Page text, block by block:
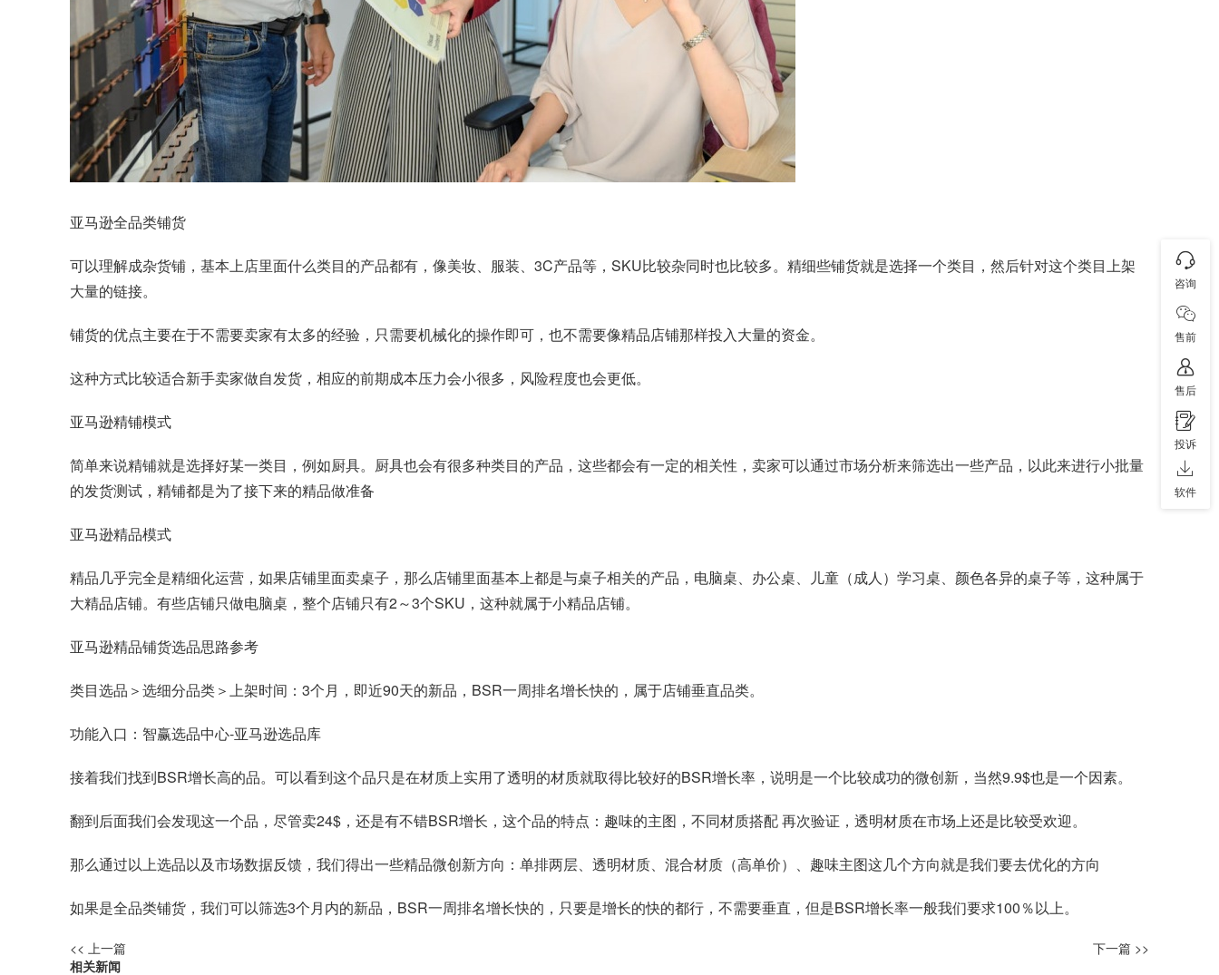
亚马逊全品类铺货
可以理解成杂货铺，基本上店里面什么类目的产品都有，像美妆、服装、3C产品等，SKU比较杂同时也比较多。精细些铺货就是选择一个类目，然后针对这个类目上架
大量的链接。
铺货的优点主要在于不需要卖家有太多的经验，只需要机械化的操作即可，也不需要像精品店铺那样投入大量的资金。
这种方式比较适合新手卖家做自发货，相应的前期成本压力会小很多，风险程度也会更低。
亚马逊精铺模式
简单来说精铺就是选择好某一类目，例如厨具。厨具也会有很多种类目的产品，这些都会有一定的相关性，卖家可以通过市场分析来筛选出一些产品，以此来进行小批量
的发货测试，精铺都是为了接下来的精品做准备
亚马逊精品模式
精品几乎完全是精细化运营，如果店铺里面卖桌子，那么店铺里面基本上都是与桌子相关的产品，电脑桌、办公桌、儿童（成人）学习桌、颜色各异的桌子等，这种属于
大精品店铺。有些店铺只做电脑桌，整个店铺只有2～3个SKU，这种就属于小精品店铺。
亚马逊精品铺货选品思路参考
类目选品＞选细分品类＞上架时间：3个月，即近90天的新品，BSR一周排名增长快的，属于店铺垂直品类。
功能入口：智赢选品中心-亚马逊选品库
接着我们找到BSR增长高的品。可以看到这个品只是在材质上实用了透明的材质就取得比较好的BSR增长率，说明是一个比较成功的微创新，当然9.9$也是一个因素。
翻到后面我们会发现这一个品，尽管卖24$，还是有不错BSR增长，这个品的特点：趣味的主图，不同材质搭配 再次验证，透明材质在市场上还是比较受欢迎。
那么通过以上选品以及市场数据反馈，我们得出一些精品微创新方向：单排两层、透明材质、混合材质（高单价）、趣味主图这几个方向就是我们要去优化的方向
如果是全品类铺货，我们可以筛选3个月内的新品，BSR一周排名增长快的，只要是增长的快的都行，不需要垂直，但是BSR增长率一般我们要求100％以上。
<< 上一篇
下一篇 >>
相关新闻
咨询
售前
售后
投诉
软件